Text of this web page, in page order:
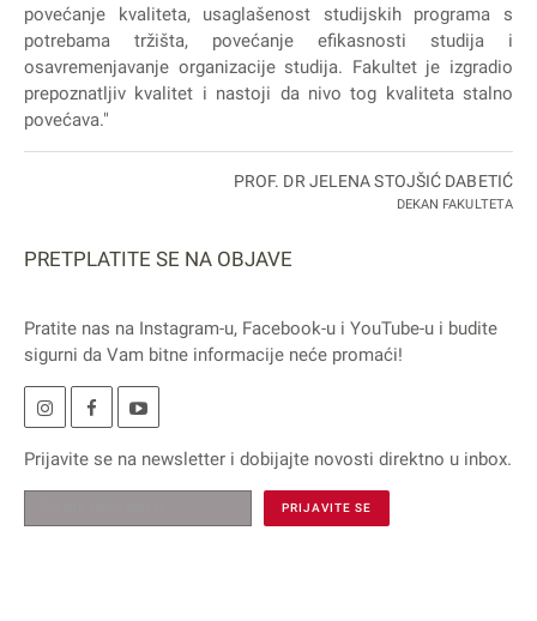
povećanje kvaliteta, usaglašenost studijskih programa s
potrebama tržišta, povećanje efikasnosti studija i
osavremenjavanje organizacije studija. Fakultet je izgradio
prepoznatljiv kvalitet i nastoji da nivo tog kvaliteta stalno
povećava."
PROF. DR JELENA STOJŠIĆ DABETIĆ
DEKAN FAKULTETA
PRETPLATITE SE NA OBJAVE
Pratite nas na Instagram-u, Facebook-u i YouTube-u i budite
sigurni da Vam bitne informacije neće promaći!
Prijavite se na newsletter i dobijajte novosti direktno u inbox.